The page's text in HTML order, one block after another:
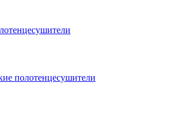
полотенцесушители